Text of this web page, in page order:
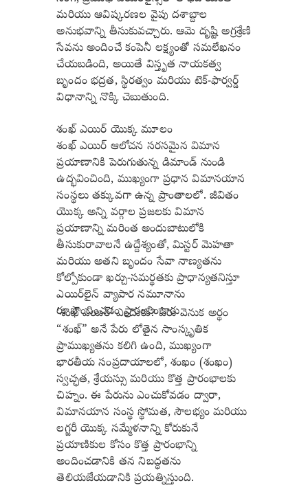
మరియు ఆవిష్కరణల వైపు దశాబ్దాల
అనుభవాన్ని తీసుకువచ్చారు. ఆమె దృష్టి అగ్రశ్రేణి
సేవను అందించే కంపెనీ లక్ష్యంతో సమలేఖనం
చేయబడింది, అయితే విస్తృత నాయకత్వ
బృందం భద్రత, స్థిరత్వం మరియు టెక్-ఫార్వర్డ్
విధానాన్ని నొక్కి చెబుతుంది.
శంఖ్ ఎయిర్ యొక్క మూలం
శంఖ్ ఎయిర్ ఆలోచన సరసమైన విమాన
ప్రయాణానికి పెరుగుతున్న డిమాండ్ నుండి
ఉద్భవించింది, ముఖ్యంగా ప్రధాన విమానయాన
సంస్థలు తక్కువగా ఉన్న ప్రాంతాలలో. జీవితం
యొక్క అన్ని వర్గాల ప్రజలకు విమాన
ప్రయాణాన్ని మరింత అందుబాటులోకి
తీసుకురావాలనే ఉద్దేశ్యంతో, మిస్టర్ మెహతా
మరియు అతని బృందం సేవా నాణ్యతను
కోల్పోకుండా ఖర్చు-సమర్థతకు ప్రాధాన్యతనిస్తూ
ఎయిర్‌లైన్ వ్యాపార నమూనాను
రూపొందించడం ప్రారంభించారు.
‘శంఖ్ ఎయిర్’ ఎందుకు? పేరు వెనుక అర్థం
“శంఖ్” అనే పేరు లోతైన సాంస్కృతిక
ప్రాముఖ్యతను కలిగి ఉంది, ముఖ్యంగా
భారతీయ సంప్రదాయాలలో, శంఖం (శంఖం)
స్వచ్ఛత, శ్రేయస్సు మరియు కొత్త ప్రారంభాలకు
చిహ్నం. ఈ పేరును ఎంచుకోవడం ద్వారా,
విమానయాన సంస్థ స్థోమత, సౌలభ్యం మరియు
లగ్జరీ యొక్క సమ్మేళనాన్ని కోరుకునే
ప్రయాణికుల కోసం కొత్త ప్రారంభాన్ని
అందించడానికి తన నిబద్ధతను
తెలియజేయడానికి ప్రయత్నిస్తుంది.